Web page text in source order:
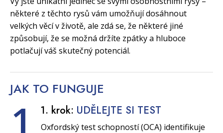
některé z těchto rysů vám umožňují dosáhnout
velkých věcí v životě, ale zdá se, že některé jiné
způsobují, že se možná držíte zpátky a hluboce
potlačují váš skutečný potenciál.
JAK TO FUNGUJE
1 1. krok: UDĚLEJTE SI TEST
Oxfordský test schopností (OCA) identifikuje